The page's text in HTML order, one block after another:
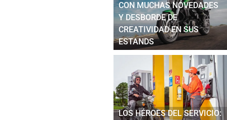
CON MUCHAS NOVEDADES
Y DESBORDE DE
CREATIVIDAD EN SUS
ESTANDS
LOS HÉROES DEL SERVICIO: